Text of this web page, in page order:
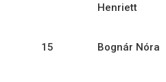
Henriett
15 Bognár Nóra